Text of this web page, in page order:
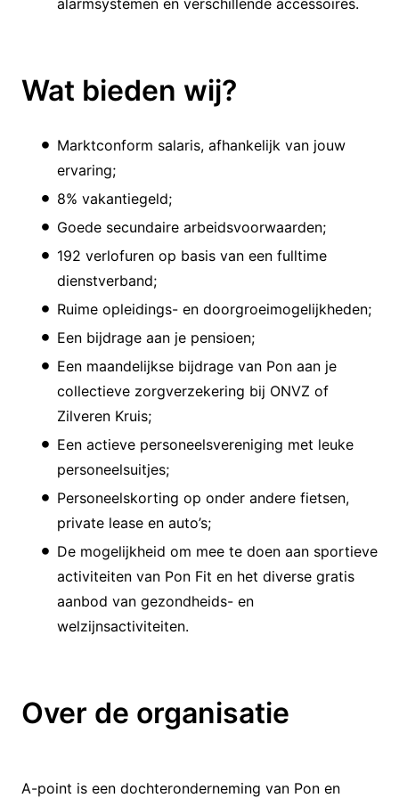
Wat bieden wij?
Marktconform salaris, afhankelijk van jouw
ervaring;
8% vakantiegeld;
Goede secundaire arbeidsvoorwaarden;
192 verlofuren op basis van een fulltime
dienstverband;
Ruime opleidings- en doorgroeimogelijkheden;
Een bijdrage aan je pensioen;
Een maandelijkse bijdrage van Pon aan je
collectieve zorgverzekering bij ONVZ of
Zilveren Kruis;
Een actieve personeelsvereniging met leuke
personeelsuitjes;
Personeelskorting op onder andere fietsen,
private lease en auto’s;
De mogelijkheid om mee te doen aan sportieve
activiteiten van Pon Fit en het diverse gratis
aanbod van gezondheids- en
welzijnsactiviteiten.
Over de organisatie
A-point is een dochteronderneming van Pon en